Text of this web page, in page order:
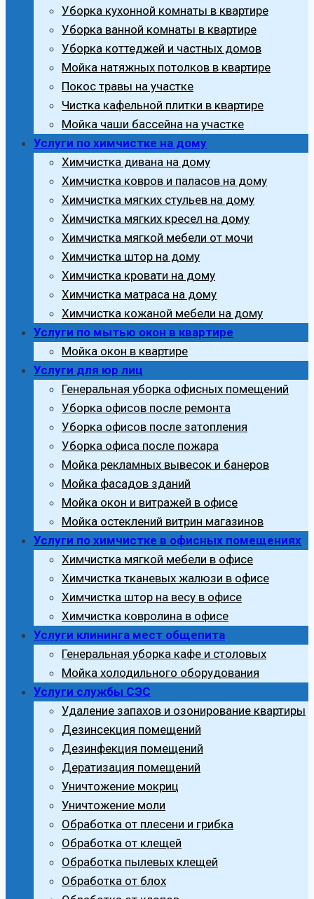
Уборка кухонной комнаты в квартире
Уборка ванной комнаты в квартире
Уборка коттеджей и частных домов
Мойка натяжных потолков в квартире
Покос травы на участке
Чистка кафельной плитки в квартире
Мойка чаши бассейна на участке
Услуги по химчистке на дому
Химчистка дивана на дому
Химчистка ковров и паласов на дому
Химчистка мягких стульев на дому
Химчистка мягких кресел на дому
Химчистка мягкой мебели от мочи
Химчистка штор на дому
Химчистка кровати на дому
Химчистка матраса на дому
Химчистка кожаной мебели на дому
Услуги по мытью окон в квартире
Мойка окон в квартире
Услуги для юр лиц
Генеральная уборка офисных помещений
Уборка офисов после ремонта
Уборка офисов после затопления
Уборка офиса после пожара
Мойка рекламных вывесок и банеров
Мойка фасадов зданий
Мойка окон и витражей в офисе
Мойка остеклений витрин магазинов
Услуги по химчистке в офисных помещениях
Химчистка мягкой мебели в офисе
Химчистка тканевых жалюзи в офисе
Химчистка штор на весу в офисе
Химчистка ковролина в офисе
Услуги клининга мест общепита
Генеральная уборка кафе и столовых
Мойка холодильного оборудования
Услуги службы СЭС
Удаление запахов и озонирование квартиры
Дезинсекция помещений
Дезинфекция помещений
Дератизация помещений
Уничтожение мокриц
Уничтожение моли
Обработка от плесени и грибка
Обработка от клещей
Обработка пылевых клещей
Обработка от блох